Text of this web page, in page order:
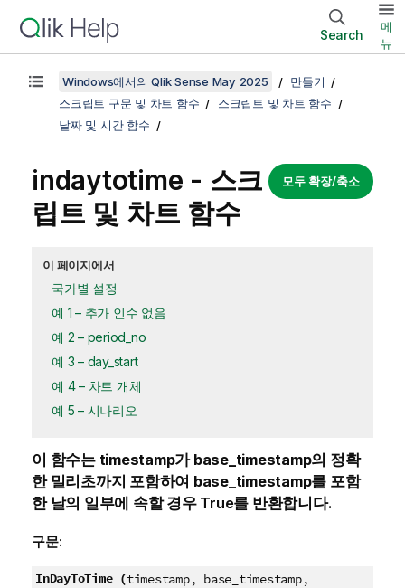
Search
메
뉴
Windows에서의 Qlik Sense May 2025
만들기
스크립트 구문 및 차트 함수
스크립트 및 차트 함수
날짜 및 시간 함수
모두 확장/축소
indaytotime - 스크
립트 및 차트 함수
이 페이지에서
국가별 설정
예 1 – 추가 인수 없음
예 2 – period_no
예 3 – day_start
예 4 – 차트 개체
예 5 – 시나리오
이 함수는 timestamp가 base_timestamp의 정확
한 밀리초까지 포함하여 base_timestamp를 포함
한 날의 일부에 속할 경우 True를 반환합니다.
구문:
InDayToTime (timestamp, base_timestamp,